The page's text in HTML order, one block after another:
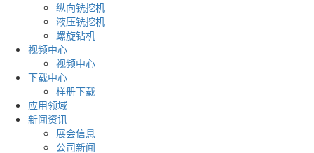
纵向铣挖机
液压铣挖机
螺旋钻机
视频中心
视频中心
下载中心
样册下载
应用领域
新闻资讯
展会信息
公司新闻